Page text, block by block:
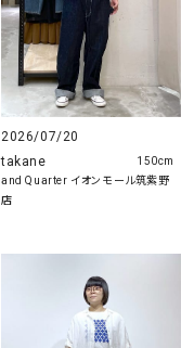
2026/07/20
takane
and Quarter イオンモール筑紫野
店
150cm